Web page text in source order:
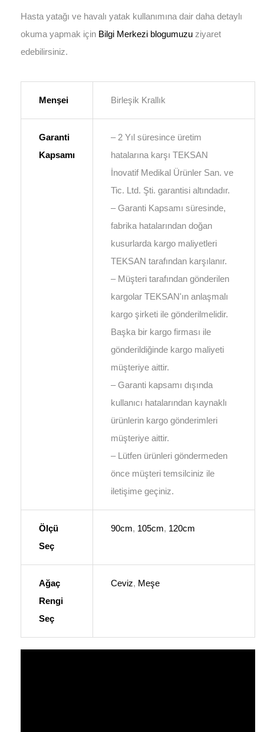
Hasta yatağı ve havalı yatak kullanımına dair daha detaylı
okuma yapmak için Bilgi Merkezi blogumuzu ziyaret
edebilirsiniz.
Menşei Birleşik Krallık
Garanti
Kapsamı
– 2 Yıl süresince üretim
hatalarına karşı TEKSAN
İnovatif Medikal Ürünler San. ve
Tic. Ltd. Şti. garantisi altındadır.
– Garanti Kapsamı süresinde,
fabrika hatalarından doğan
kusurlarda kargo maliyetleri
TEKSAN tarafından karşılanır.
– Müşteri tarafından gönderilen
kargolar TEKSAN'ın anlaşmalı
kargo şirketi ile gönderilmelidir.
Başka bir kargo firması ile
gönderildiğinde kargo maliyeti
müşteriye aittir.
– Garanti kapsamı dışında
kullanıcı hatalarından kaynaklı
ürünlerin kargo gönderimleri
müşteriye aittir.
– Lütfen ürünleri göndermeden
önce müşteri temsilciniz ile
iletişime geçiniz.
Ölçü
Seç
90cm, 105cm, 120cm
Ağaç
Rengi
Seç
Ceviz, Meşe